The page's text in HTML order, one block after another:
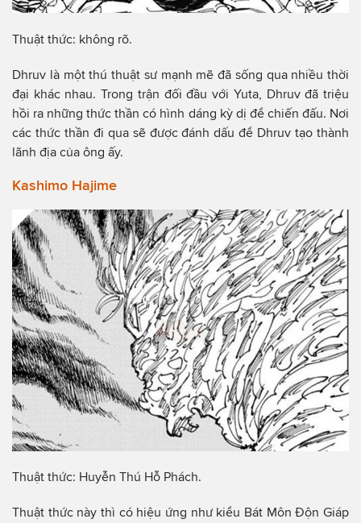
Thuật thức: không rõ.
Dhruv là một thú thuật sư mạnh mẽ đã sống qua nhiều thời
đại khác nhau. Trong trận đối đầu với Yuta, Dhruv đã triệu
hồi ra những thức thần có hình dáng kỳ dị để chiến đấu. Nơi
các thức thần đi qua sẽ được đánh dấu để Dhruv tạo thành
lãnh địa của ông ấy.
Kashimo Hajime
Thuật thức: Huyễn Thú Hỗ Phách.
Thuật thức này thì có hiệu ứng như kiểu Bát Môn Độn Giáp